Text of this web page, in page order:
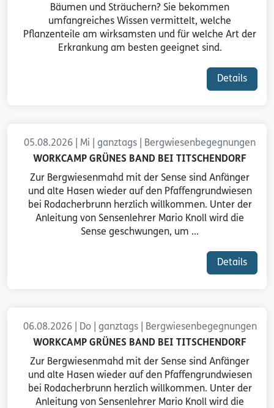
Bäumen und Sträuchern? Sie bekommen
umfangreiches Wissen vermittelt, welche
Pflanzenteile am wirksamsten und für welche Art der
Erkrankung am besten geeignet sind.
Details
05.08.2026 | Mi | ganztags | Bergwiesenbegegnungen
WORKCAMP GRÜNES BAND BEI TITSCHENDORF
Zur Bergwiesenmahd mit der Sense sind Anfänger
und alte Hasen wieder auf den Pfaffengrundwiesen
bei Rodacherbrunn herzlich willkommen. Unter der
Anleitung von Sensenlehrer Mario Knoll wird die
Sense geschwungen, um ...
Details
06.08.2026 | Do | ganztags | Bergwiesenbegegnungen
WORKCAMP GRÜNES BAND BEI TITSCHENDORF
Zur Bergwiesenmahd mit der Sense sind Anfänger
und alte Hasen wieder auf den Pfaffengrundwiesen
bei Rodacherbrunn herzlich willkommen. Unter der
Anleitung von Sensenlehrer Mario Knoll wird die